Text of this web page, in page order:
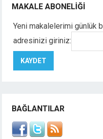
MAKALE ABONELIĞI
Yeni makalelerimi günlük
adresinizi giriniz:
BAĞLANTILAR